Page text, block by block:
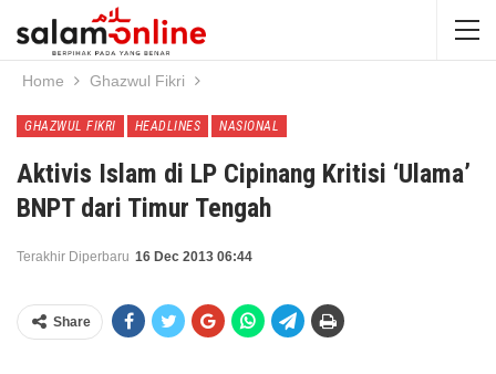
Home Ghazwul Fikri
GHAZWUL FIKRI HEADLINES NASIONAL
Aktivis Islam di LP Cipinang Kritisi ‘Ulama’
BNPT dari Timur Tengah
Terakhir Diperbaru 16 Dec 2013 06:44
Share